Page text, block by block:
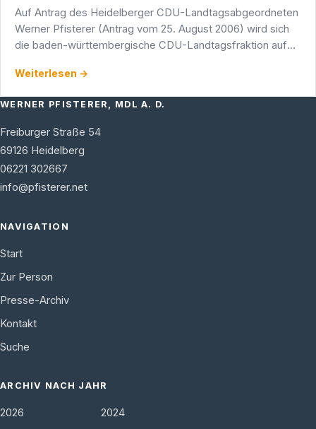
Auf Antrag des Heidelberger CDU-Landtagsabgeordneten
Werner Pfisterer (Antrag vom 25. August 2006) wird sich
die baden-württembergische CDU-Landtagsfraktion auf
Weiterlesen →
WERNER PFISTERER, MDL A. D.
Freiburger Straße 54
69126 Heidelberg
06221 302667
info@pfisterer.net
NAVIGATION
Start
Zur Person
Presse-Archiv
Kontakt
Suche
ARCHIV NACH JAHR
2026 2024